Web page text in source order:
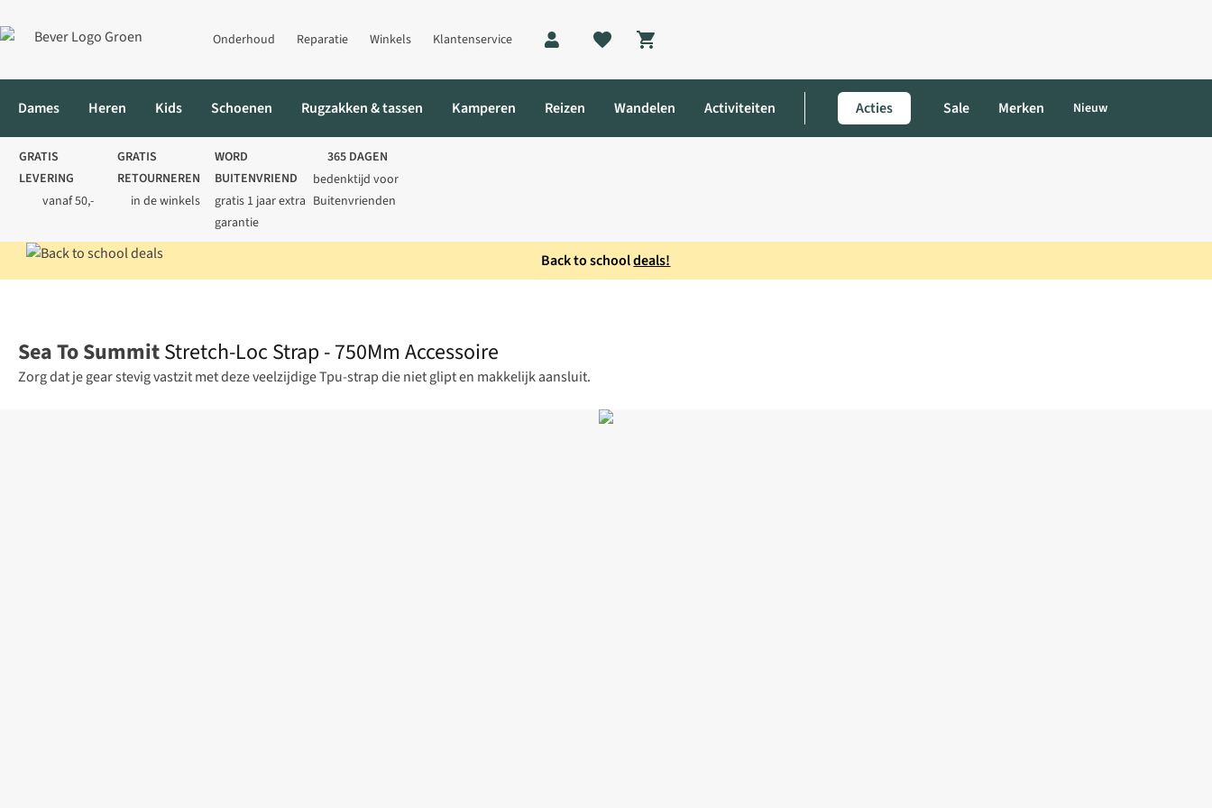
Onderhoud Reparatie Winkels Klantenservice
Shopping cart
Dames Heren Kids Schoenen Rugzakken & tassen Kamperen Reizen Wandelen Activiteiten Acties Sale Merken Nieuw
GRATIS
LEVERING
vanaf 50,-
GRATIS
RETOURNEREN
in de winkels
WORD
BUITENVRIEND
gratis 1 jaar extra
garantie
365 DAGEN
bedenktijd voor
Buitenvrienden
Back to schooldeals!
Sea To SummitStretch-Loc Strap - 750Mm Accessoire
Zorg dat je gear stevig vastzit met deze veelzijdige Tpu-strap die niet glipt en makkelijk aansluit.